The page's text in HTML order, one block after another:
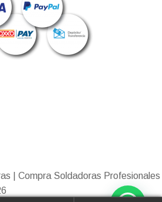
| Compra Soldadoras Profesionales